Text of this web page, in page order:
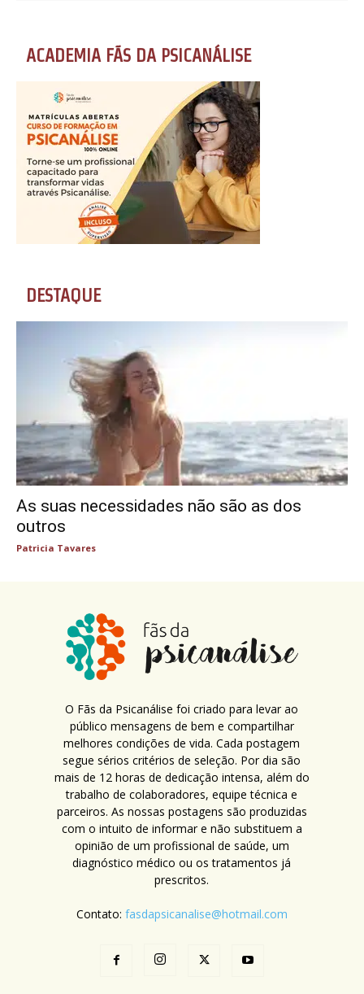
ACADEMIA FÃS DA PSICANÁLISE
DESTAQUE
As suas necessidades não são as dos
outros
Patricia Tavares
O Fãs da Psicanálise foi criado para levar ao
público mensagens de bem e compartilhar
melhores condições de vida. Cada postagem
segue sérios critérios de seleção. Por dia são
mais de 12 horas de dedicação intensa, além do
trabalho de colaboradores, equipe técnica e
parceiros. As nossas postagens são produzidas
com o intuito de informar e não substituem a
opinião de um profissional de saúde, um
diagnóstico médico ou os tratamentos já
prescritos.
Contato: fasdapsicanalise@hotmail.com